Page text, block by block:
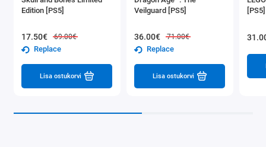
Edition [PS5]
17.50€ 69.00€
Replace
Lisa ostukorvi
Veilguard [PS5]
36.00€ 71.00€
Replace
Lisa ostukorvi
[PS5]